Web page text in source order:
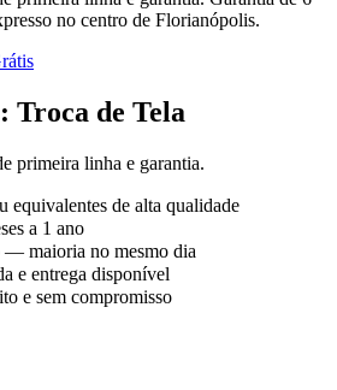
no centro de Florianópolis.
Troca de Tela
primeira linha e garantia.
equivalentes de alta qualidade
a 1 ano
— maioria no mesmo dia
e entrega disponível
e sem compromisso